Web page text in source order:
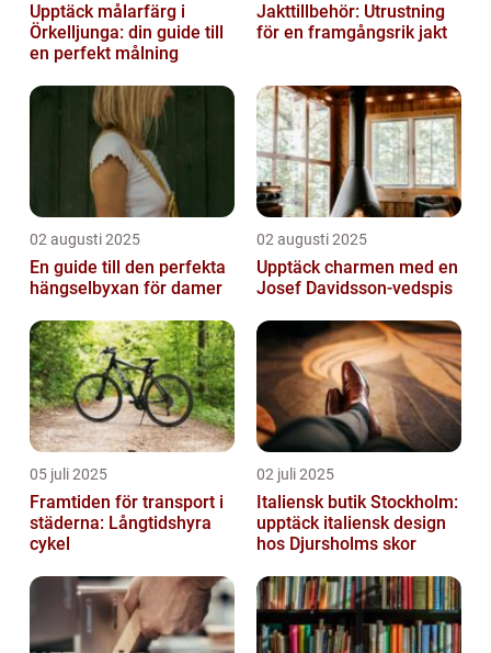
Upptäck målarfärg i
Örkelljunga: din guide till
en perfekt målning
Jakttillbehör: Utrustning
för en framgångsrik jakt
02 augusti 2025
En guide till den perfekta
hängselbyxan för damer
02 augusti 2025
Upptäck charmen med en
Josef Davidsson-vedspis
05 juli 2025
Framtiden för transport i
städerna: Långtidshyra
cykel
02 juli 2025
Italiensk butik Stockholm:
upptäck italiensk design
hos Djursholms skor